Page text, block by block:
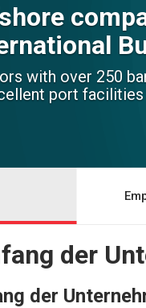
with over 250
port facilities
der
der